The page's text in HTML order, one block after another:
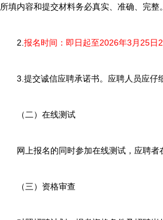
所填内容和提交材料务必真实、准确、完整
2. 报名时间：即日起至2026年3月25日
3.提交诚信应聘承诺书。应聘人员应仔细
（二）在线测试
网上报名的同时参加在线测试，应聘者
（三）资格审查